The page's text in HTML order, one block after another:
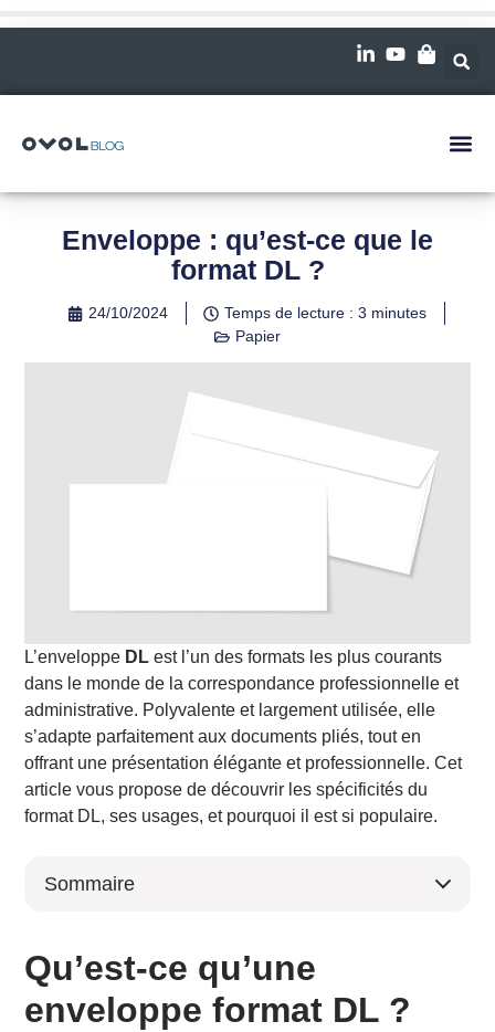
Enveloppe : qu’est-ce que le
format DL ?
24/10/2024
Temps de lecture : 3 minutes
Papier
L’enveloppe DL est l’un des formats les plus courants
dans le monde de la correspondance professionnelle et
administrative. Polyvalente et largement utilisée, elle
s’adapte parfaitement aux documents pliés, tout en
offrant une présentation élégante et professionnelle. Cet
article vous propose de découvrir les spécificités du
format DL, ses usages, et pourquoi il est si populaire.
Sommaire
Différences entre le format DL et d’autres formats
standard d’enveloppes
Quels types de documents envoyer dans une
enveloppe DL ?
Qu’est-ce qu’une
enveloppe format DL ?